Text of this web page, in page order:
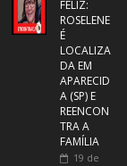
FELIZ:
ROSELENE
É
LOCALIZA
DA EM
APARECID
A (SP) E
REENCON
TRA A
FAMÍLIA
19 de